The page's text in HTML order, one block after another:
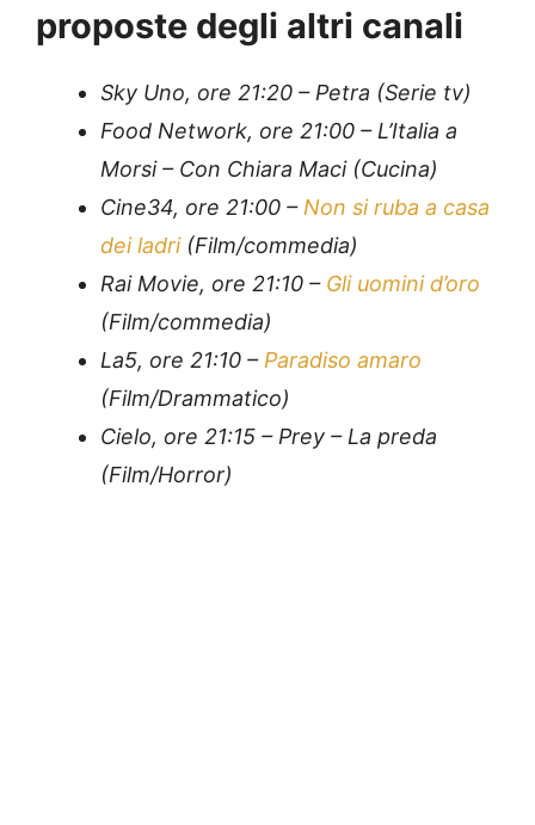
proposte degli altri canali
Sky Uno, ore 21:20 – Petra (Serie tv)
Food Network, ore 21:00 – L’Italia a
Morsi – Con Chiara Maci (Cucina)
Cine34, ore 21:00 – Non si ruba a casa
dei ladri(Film/commedia)
Rai Movie, ore 21:10 – Gli uomini d’oro
(Film/commedia)
La5, ore 21:10 – Paradiso amaro
(Film/Drammatico)
Cielo, ore 21:15 – Prey – La preda
(Film/Horror)